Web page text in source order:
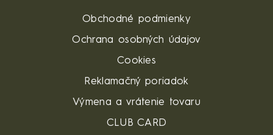
Obchodné podmienky
Ochrana osobných údajov
Cookies
Reklamačný poriadok
Výmena a vrátenie tovaru
CLUB CARD